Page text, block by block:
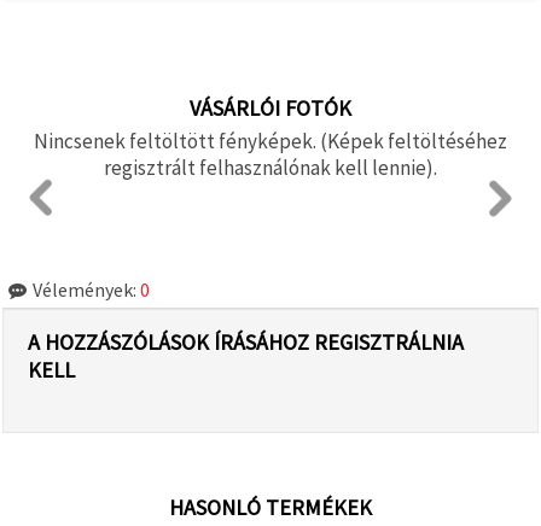
VÁSÁRLÓI FOTÓK
Nincsenek feltöltött fényképek. (Képek feltöltéséhez
regisztrált felhasználónak kell lennie).
Vélemények: 0
A HOZZÁSZÓLÁSOK ÍRÁSÁHOZ REGISZTRÁLNIA
KELL
HASONLÓ TERMÉKEK